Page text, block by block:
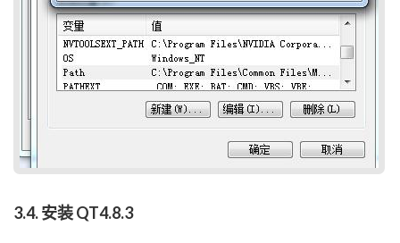
3.4. 安装 QT4.8.3